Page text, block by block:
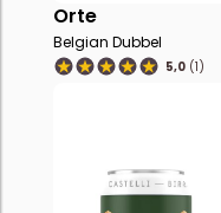
Orte
Belgian Dubbel
5,0 (1)